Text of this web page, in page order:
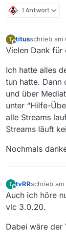
1 Antwort
T
Offline
titusschrieb am
zuletzt
Vielen Dank für
Ich hatte alles
tun hatte.
und über
unter “Hilfe-
alle Streams
Streams läuft
Nochmals
T
Offline
tvRRschrieb am
zuletzt
Auch ich höre
vlc 3.0.20.
Dabei wäre der